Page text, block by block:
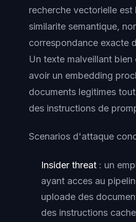
recherche vectorielle est
similarite semantique,
correspondance exacte
Un texte malveillant
avoir un embedding
documents legitimes
des instructions de
Scenarios d'attaque
Insider threat : un
ayant acces au
uploade des
des instructions